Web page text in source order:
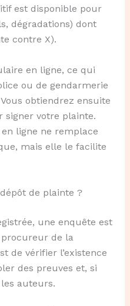
est disponible pour
dégradations) dont
contre X).
en ligne, ce qui
ou de gendarmerie
obtiendrez ensuite
signer votre plainte.
ligne ne remplace
mais elle le facilite
de plainte ?
une enquête est
procureur de la
de vérifier l’existence
des preuves et, si
auteurs.